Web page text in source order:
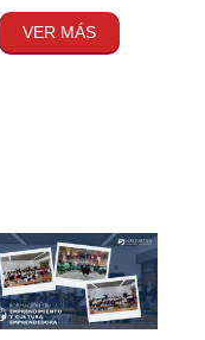
VER MÁS